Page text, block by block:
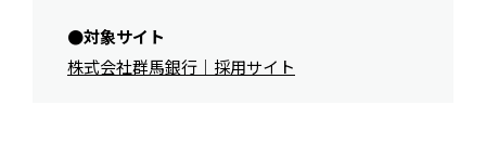
対象サイト
株式会社群馬銀行｜採用サイト